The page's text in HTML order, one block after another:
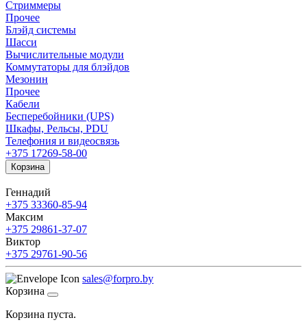
Стриммеры
Прочее
Блэйд системы
Шасси
Вычислительные модули
Коммутаторы для блэйдов
Мезонин
Прочее
Кабели
Бесперебойники (UPS)
Шкафы, Рельсы, PDU
Телефония и видеосвязь
+375 17269-58-00
Корзина
Геннадий
+375 33360-85-94
Максим
+375 29861-37-07
Виктор
+375 29761-90-56
sales@forpro.by
Корзина
Корзина пуста.